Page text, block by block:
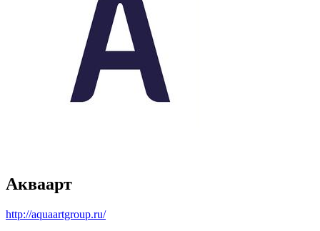
Акваарт
http://aquaartgroup.ru/